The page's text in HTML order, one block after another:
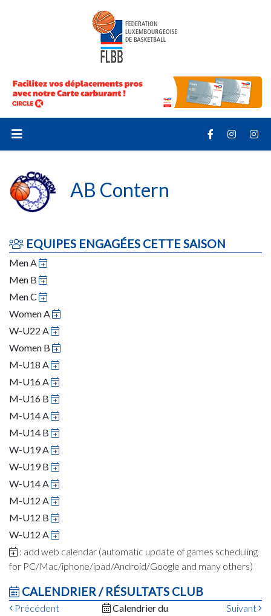
AB Contern
EQUIPES ENGAGÉES CETTE SAISON
Men A
Men B
Men C
Women A
W-U22 A
Women B
M-U18 A
M-U16 A
M-U16 B
M-U14 A
M-U14 B
W-U19 A
W-U19 B
W-U14 A
M-U12 A
M-U12 B
W-U12 A
: add web calendar (automatic update of games scheduling
for PC/Mac/iphone/ipad/Android/Google and many others)
CALENDRIER / RÉSULTATS CLUB
Précédent
Calendrier du
Suivant